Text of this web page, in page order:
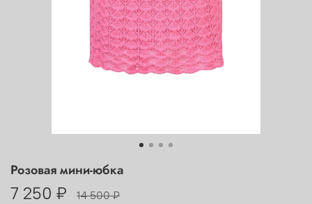
Розовая мини-юбка
7 250 ₽ 14 500 ₽